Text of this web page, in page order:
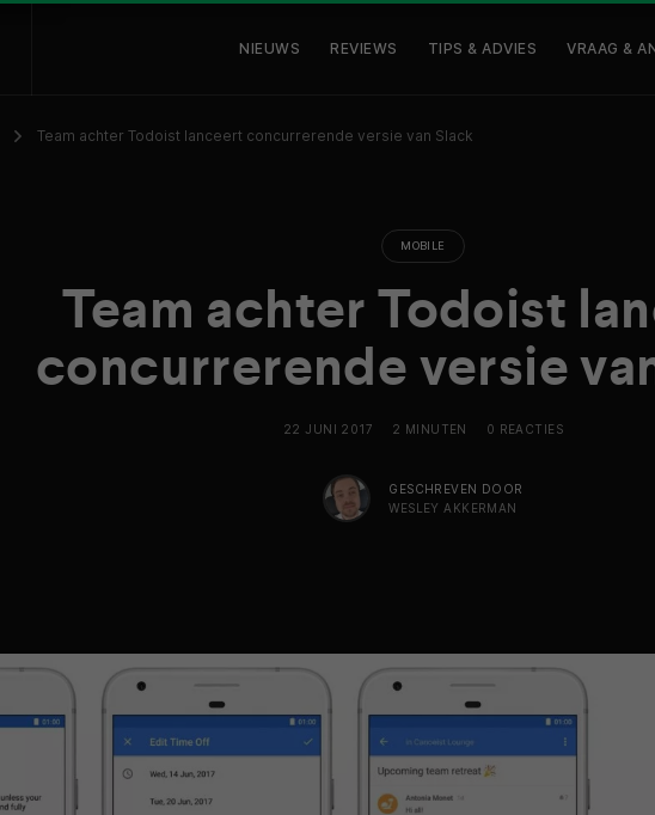
NIEUWS REVIEWS TIPS & ADVIES VRAAG &
Team achter Todoist lanceert concurrerende versie van Slack
MOBILE
Team achter Todoist
concurrerende versie
22 JUNI 2017 2 MINUTEN 0 REACTIES
GESCHREVEN DOOR
WESLEY AKKERMAN